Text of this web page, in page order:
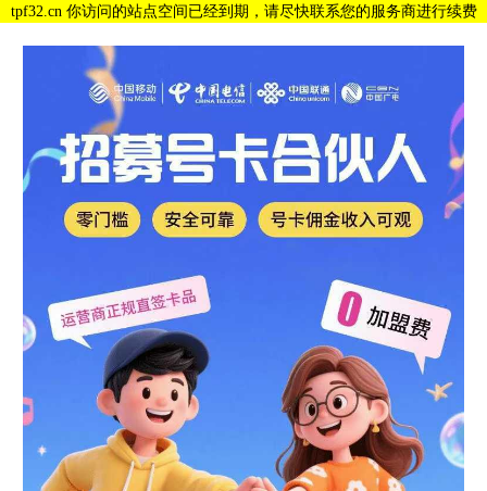
tpf32.cn 你访问的站点空间已经到期，请尽快联系您的服务商进行续费